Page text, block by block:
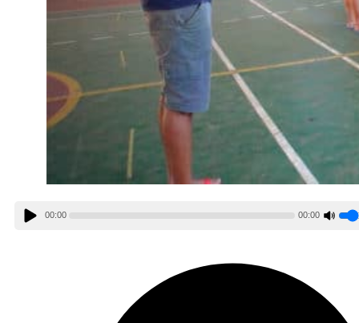
00:00 00:00